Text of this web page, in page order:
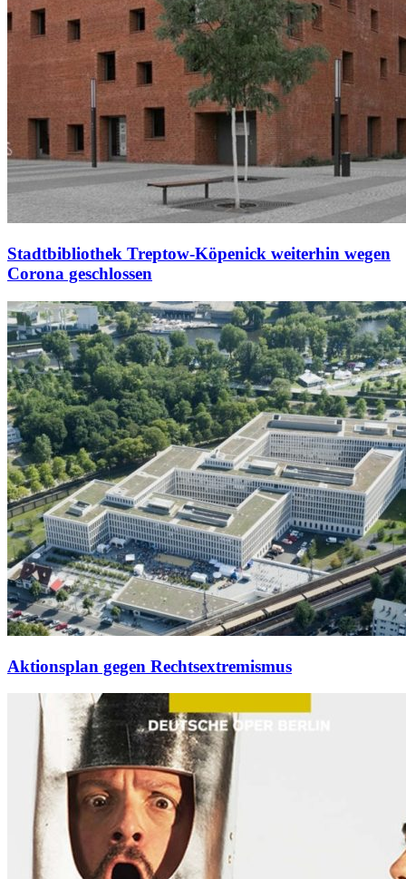
Stadtbibliothek Treptow-Köpenick weiterhin wegen
Corona geschlossen
Aktionsplan gegen Rechtsextremismus